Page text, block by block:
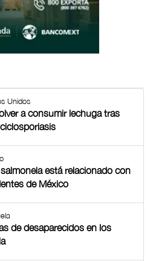
Unidos
a consumir lechuga tras
está relacionado con
de México
de desaparecidos en los